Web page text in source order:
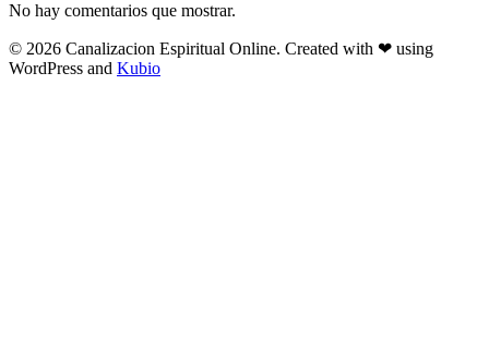
No hay comentarios que mostrar.
© 2026 Canalizacion Espiritual Online. Created with ❤ using
WordPress and Kubio